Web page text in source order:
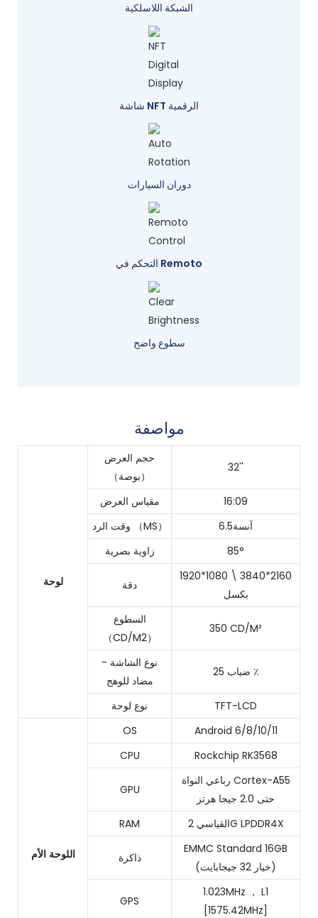
الشبكة اللاسلكية
شاشة NFT الرقمية
دوران السيارات
التحكم في Remoto
سطوع واضح
مواصفة
لوحة
حجم العرض
（بوصة）
32''
مقياس العرض
16:09
وقت الرد （MS）
آنسة6.5
زاوية بصرية
85°
دقة
1920*1080 \ 3840*2160
بكسل
السطوع
（CD/M2）
350 CD/M²
نوع الشاشة -
مضاد للوهج
ضباب 25 ٪
نوع لوحة TFT-LCD
اللوحة الأم
OS
Android 6/8/10/11
CPU
Rockchip RK3568
GPU
رباعي النواة Cortex-A55
حتى 2.0 جيجا هرتز
RAM
القياسي 2G LPDDR4X
ذاكرة
EMMC Standard 16GB
(خيار 32 جيجابايت)
GPS
1.023MHz ， L1
[1575.42MHz]